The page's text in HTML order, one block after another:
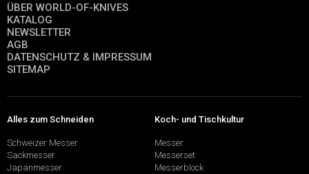
ÜBER WORLD-OF-KNIVES
KATALOG
NEWSLETTER
AGB
DATENSCHUTZ & IMPRESSUM
SITEMAP
Alles zum Schneiden
Schweizer Messer
Sackmesser
Japanmesser
Koch- und Tischkultur
Messer
Messerset
Messerblock